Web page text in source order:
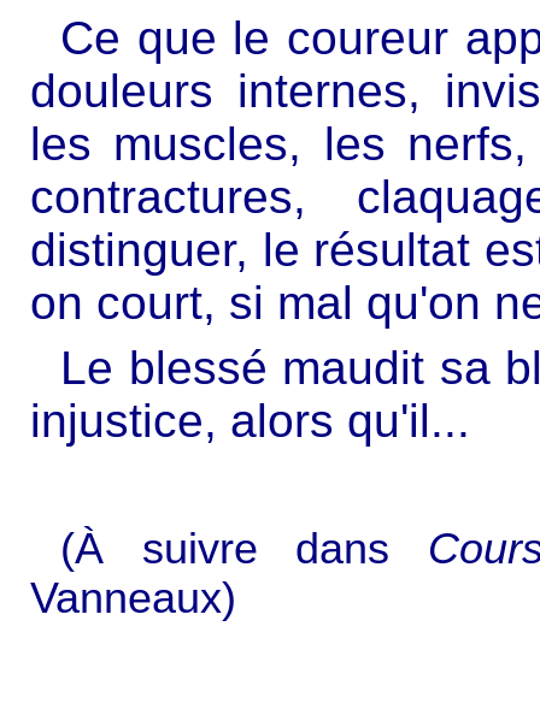
Ce que le coureur
douleurs internes,
les muscles, les
contractures,
distinguer, le résultat
on court, si mal qu'on
Le blessé maudit sa
injustice, alors qu'il...
(À suivre dans
Vanneaux)